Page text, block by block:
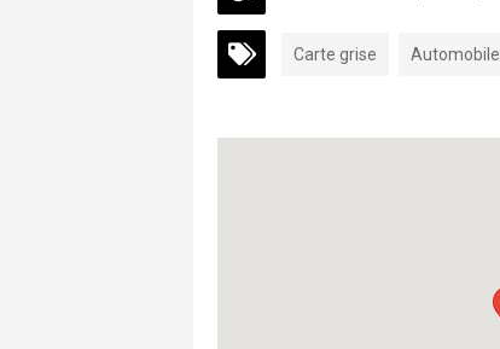
Carte grise Automobile